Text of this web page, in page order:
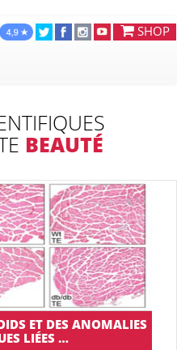
SHOP
BEAUTÉ
ET DES ANOMALIES
LIÉES …